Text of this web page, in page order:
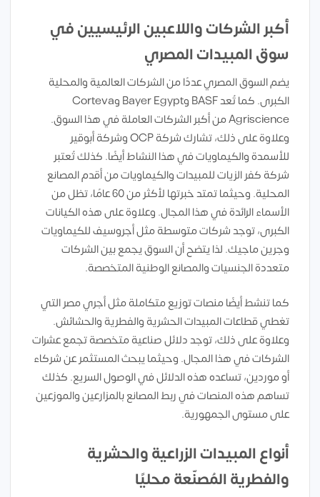
أكبر الشركات واللاعبين الرئيسيين في
سوق المبيدات المصري
يضم السوق المصري عددًا من الشركات العالمية والمحلية
الكبرى. كما تُعد BASF وBayer Egypt وCorteva
Agriscience من أكبر الشركات العاملة في هذا السوق.
وعلاوة على ذلك، تشارك شركة OCP وشركة أبوقير
للأسمدة والكيماويات في هذا النشاط أيضًا. كذلك تُعتبر
شركة كفر الزيات للمبيدات والكيماويات من أقدم المصانع
المحلية. وحيثما تمتد خبرتها لأكثر من 60 عامًا، تظل من
الأسماء الرائدة في هذا المجال. وعلاوة على هذه الكيانات
الكبرى، توجد شركات متوسطة مثل أجروسيف للكيماويات
وجرين ماجيك. لذا يتضح أن السوق يجمع بين الشركات
متعددة الجنسيات والمصانع الوطنية المتخصصة.
كما تنشط أيضًا منصات توزيع متكاملة مثل أجري مصر التي
تغطي قطاعات المبيدات الحشرية والفطرية والحشائش.
وعلاوة على ذلك، توجد دلائل صناعية متخصصة تجمع عشرات
الشركات في هذا المجال. وحيثما يبحث المستثمر عن شركاء
أو موردين، تساعده هذه الدلائل في الوصول السريع. كذلك
تساهم هذه المنصات في ربط المصانع بالمزارعين والموزعين
على مستوى الجمهورية.
أنواع المبيدات الزراعية والحشرية
والفطرية المُصنّعة محليًا